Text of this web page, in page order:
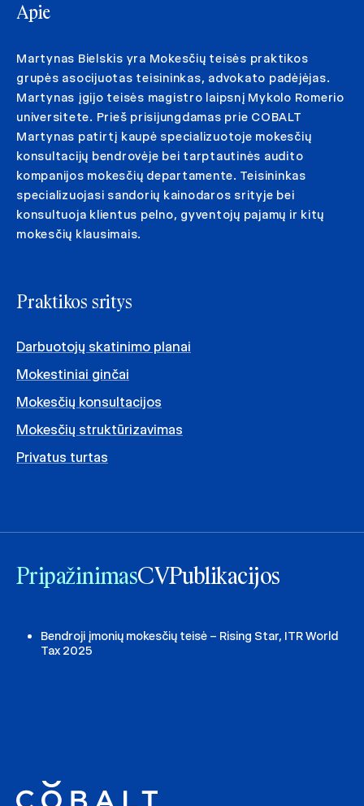
Apie
Martynas Bielskis yra Mokesčių teisės praktikos
grupės asocijuotas teisininkas, advokato padėjėjas.
Martynas įgijo teisės magistro laipsnį Mykolo Romerio
universitete. Prieš prisijungdamas prie COBALT
Martynas patirtį kaupė specializuotoje mokesčių
konsultacijų bendrovėje bei tarptautinės audito
kompanijos mokesčių departamente. Teisininkas
specializuojasi sandorių kainodaros srityje bei
konsultuoja klientus pelno, gyventojų pajamų ir kitų
mokesčių klausimais.
Praktikos sritys
Darbuotojų skatinimo planai
Mokestiniai ginčai
Mokesčių konsultacijos
Mokesčių struktūrizavimas
Privatus turtas
PripažinimasCVPublikacijos
Bendroji įmonių mokesčių teisė – Rising Star, ITR World
Tax 2025